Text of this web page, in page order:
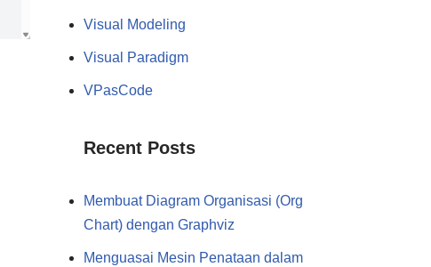
Visual Modeling
Visual Paradigm
VPasCode
Recent Posts
Membuat Diagram Organisasi (Org
Chart) dengan Graphviz
Menguasai Mesin Penataan dalam